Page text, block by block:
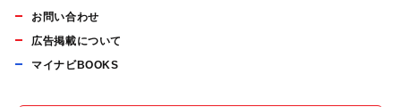
お問い合わせ
広告掲載について
マイナビBOOKS